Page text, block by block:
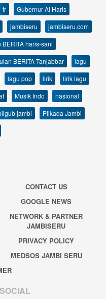
fr
Gubernur Al Haris
jambiseru
jambiseru.com
BERITA haris-sani
BERITA Tanjabbar
lagu
lagu pop lirik
lirik lagu
Musik Indo
nasional
jambi
Pilkada Jambi
CONTACT US
GOOGLE NEWS
NETWORK & PARTNER
JAMBISERU
PRIVACY POLICY
MEDSOS JAMBI SERU